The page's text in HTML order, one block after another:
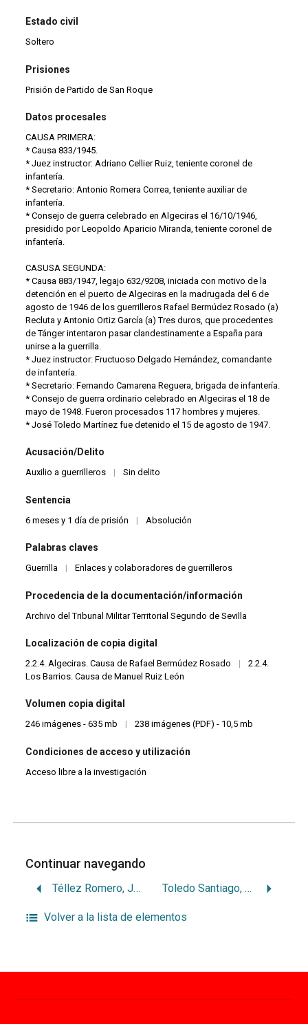
Estado civil
Soltero
Prisiones
Prisión de Partido de San Roque
Datos procesales
CAUSA PRIMERA:
* Causa 833/1945.
* Juez instructor: Adriano Cellier Ruiz, teniente coronel de
infantería.
* Secretario: Antonio Romera Correa, teniente auxiliar de
infantería.
* Consejo de guerra celebrado en Algeciras el 16/10/1946,
presidido por Leopoldo Aparicio Miranda, teniente coronel de
infantería.
CASUSA SEGUNDA:
* Causa 883/1947, legajo 632/9208, iniciada con motivo de la
detención en el puerto de Algeciras en la madrugada del 6 de
agosto de 1946 de los guerrilleros Rafael Bermúdez Rosado (a)
Recluta y Antonio Ortiz García (a) Tres duros, que procedentes
de Tánger intentaron pasar clandestinamente a España para
unirse a la guerrilla.
* Juez instructor: Fructuoso Delgado Hernández, comandante
de infantería.
* Secretario: Fernando Camarena Reguera, brigada de infantería.
* Consejo de guerra ordinario celebrado en Algeciras el 18 de
mayo de 1948. Fueron procesados 117 hombres y mujeres.
* José Toledo Martínez fue detenido el 15 de agosto de 1947.
Acusación/Delito
Auxilio a guerrilleros | Sin delito
Sentencia
6 meses y 1 día de prisión | Absolución
Palabras claves
Guerrilla | Enlaces y colaboradores de guerrilleros
Procedencia de la documentación/información
Archivo del Tribunal Militar Territorial Segundo de Sevilla
Localización de copia digital
2.2.4. Algeciras. Causa de Rafael Bermúdez Rosado |
2.2.4.
Los Barrios. Causa de Manuel Ruiz León
Volumen copia digital
246 imágenes - 635 mb | 238 imágenes (PDF) - 10,5 mb
Condiciones de acceso y utilización
Acceso libre a la investigación
Continuar navegando
Téllez Romero, Juan Toledo Santiago, José
Volver a la lista de elementos